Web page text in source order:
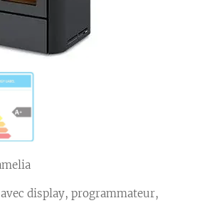
display, programmateur,